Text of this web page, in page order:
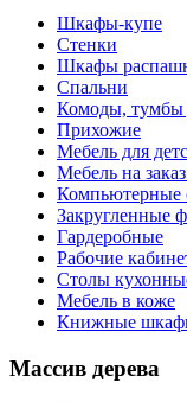
Шкафы-купе
Стенки
Шкафы
Спальни
Комоды, тумбы
Прихожие
Мебель для
Мебель на
Компьютерные
Закругленные
Гардеробные
Рабочие
Столы
Мебель в коже
Книжные
Массив дерева